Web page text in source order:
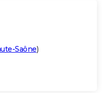
Saône)